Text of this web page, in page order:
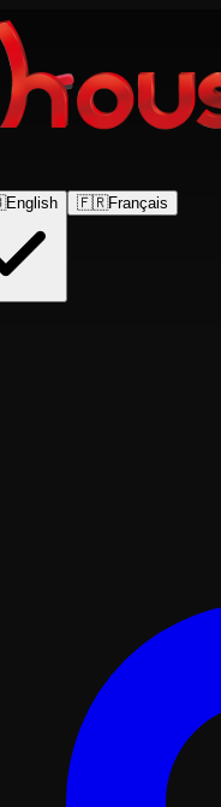
English 🇫🇷Français